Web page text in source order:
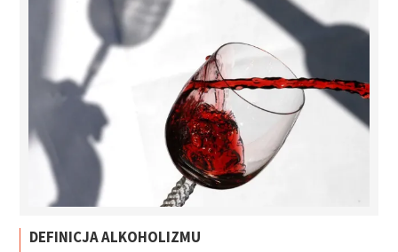
DEFINICJA ALKOHOLIZMU